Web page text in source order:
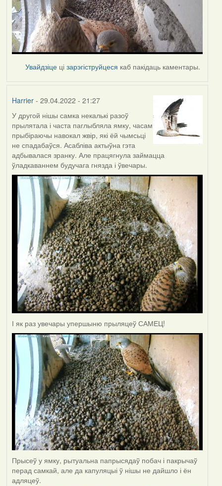
Увайдзіце цізарэгіструйцеся каб пакідаць каментары.
Harrier- 29.04.2022 - 21:27
У другой нішы самка некалькі разоў
прылятала і часта паглыбляла ямку, часам
прыбіраючы навокал жвір, які ёй чымсьці
не спадабаўся. Асабліва актыўна гэта
адбывалася зранку. Але працягнула займацца
ўладкаваннем будучага гнязда і ўвечары.
І як раз увечары упершыню прыляцеў САМЕЦ!
Прысеў у ямку, рытуальна папрысядаў побач і пакрычаў
перад самкай, але да капуляцыі ў нішы не дайшло і ён
адляцеў.